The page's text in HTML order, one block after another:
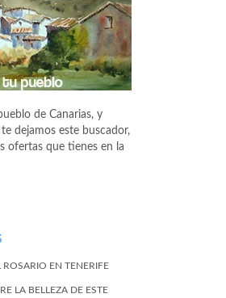
de Canarias, y
dejamos este buscador,
ofertas que tienes en la
EN TENERIFE
LA BELLEZA DE ESTE